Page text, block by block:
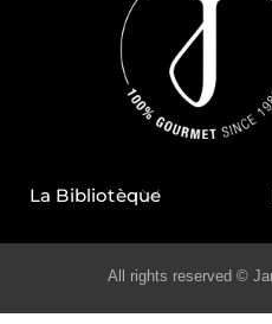
La Bibliotèque
All rights reserved ©